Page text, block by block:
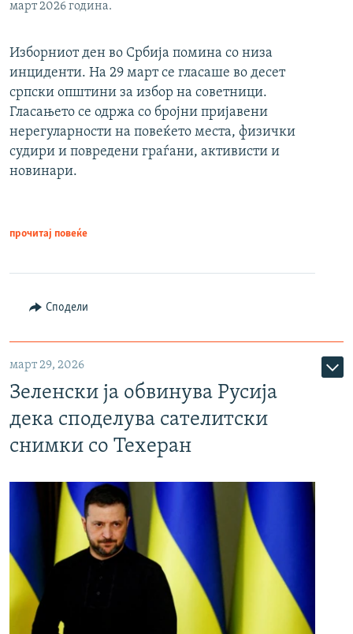
март 2026 година.
Изборниот ден во Србија помина со низа
инциденти. На 29 март се гласаше во десет
српски општини за избор на советници.
Гласањето се одржа со бројни пријавени
нерегуларности на повеќето места, физички
судири и повредени граѓани, активисти и
новинари.
прочитај повеќе
Сподели
март 29, 2026
Зеленски ја обвинува Русија
дека споделува сателитски
снимки со Техеран